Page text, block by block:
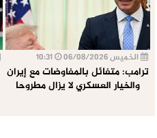
الخميس 06/08/2026
ترامب: متفائل بالمفاوضات مع إيران
والخيار العسكري لا يزال مطروحا